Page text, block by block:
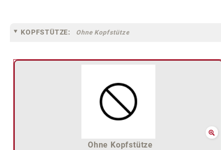
KOPFSTÜTZE: Ohne Kopfstütze
Ohne Kopfstütze